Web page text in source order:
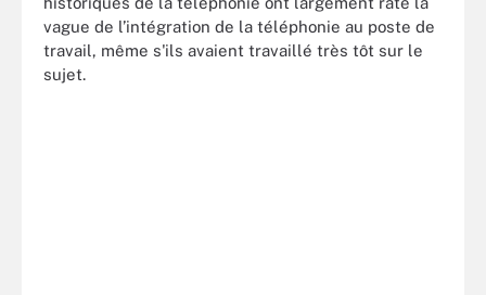
vague de l’intégration de la téléphonie au poste de
travail, même s'ils avaient travaillé très tôt sur le
sujet.